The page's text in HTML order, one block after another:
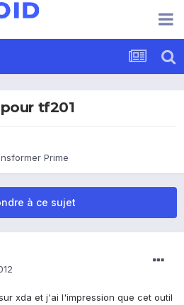
tf201
Prime
à ce sujet
xda et j'ai l'impression que cet outil